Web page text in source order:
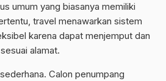
umum yang biasanya memiliki
travel menawarkan sistem
karena dapat menjemput dan
alamat.
Calon penumpang